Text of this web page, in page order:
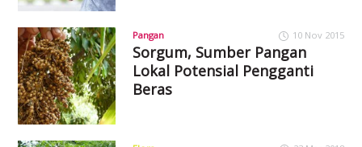
Pangan 10 Nov 2015
Sorgum, Sumber Pangan
Lokal Potensial Pengganti
Beras